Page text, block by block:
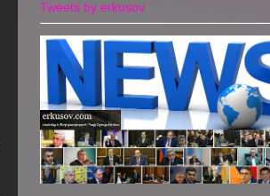
Tweets by erkusov